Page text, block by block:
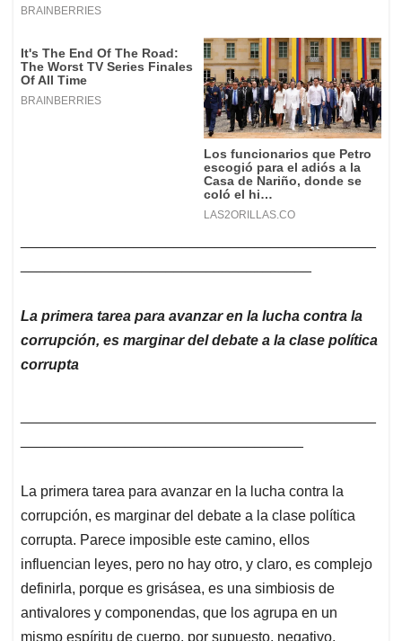
La primera tarea para avanzar en la lucha contra la
corrupción, es marginar del debate a la clase política
corrupta
La primera tarea para avanzar en la lucha contra la
corrupción, es marginar del debate a la clase política
corrupta. Parece imposible este camino, ellos
influencian leyes, pero no hay otro, y claro, es complejo
definirla, porque es grisásea, es una simbiosis de
antivalores y componendas, que los agrupa en un
mismo espíritu de cuerpo, por supuesto, negativo.